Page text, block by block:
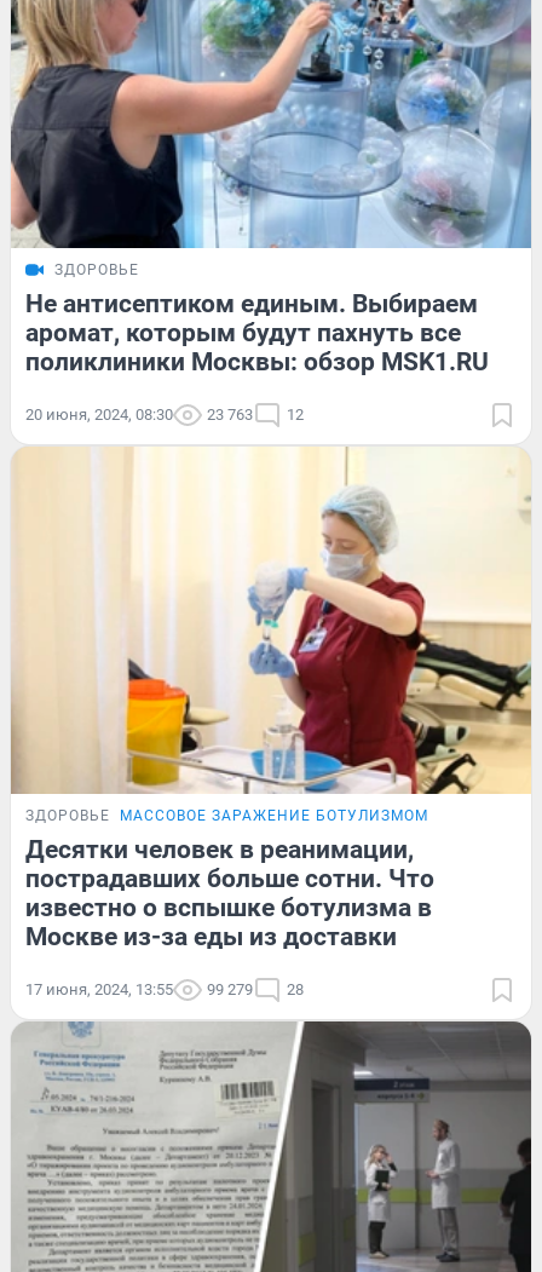
ЗДОРОВЬЕ
Не антисептиком единым. Выбираем
аромат, которым будут пахнуть все
поликлиники Москвы: обзор MSK1.RU
20 июня, 2024, 08:30 23 763 12
ЗДОРОВЬЕ МАССОВОЕ ЗАРАЖЕНИЕ БОТУЛИЗМОМ
Десятки человек в реанимации,
пострадавших больше сотни. Что
известно о вспышке ботулизма в
Москве из-за еды из доставки
17 июня, 2024, 13:55 99 279 28